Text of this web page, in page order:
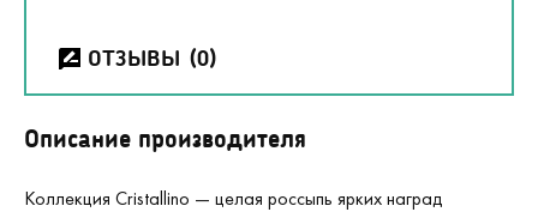
ОТЗЫВЫ (0)
Описание производителя
Коллекция Cristallino — целая россыпь ярких наград